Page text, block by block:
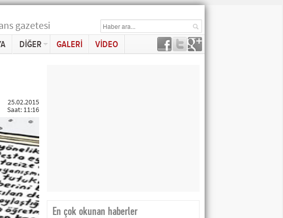
gazetesi
DİĞER GALERİ VİDEO
25.02.2015
Saat: 11:16
En çok okunan haberler